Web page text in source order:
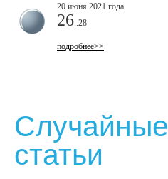
20 июня 2021 года
26 ..28
подробнее>>
Случайные
статьи